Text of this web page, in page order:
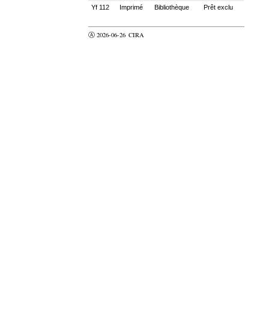
Yf 112
Imprimé Bibliothèque Prêt exclu
Ⓐ 2026-06-26 CIRA